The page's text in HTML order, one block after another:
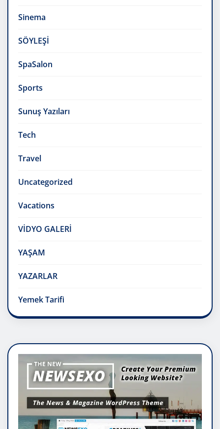
Sinema
SÖYLEŞİ
SpaSalon
Sports
Sunuş Yazıları
Tech
Travel
Uncategorized
Vacations
VİDYO GALERİ
YAŞAM
YAZARLAR
Yemek Tarifi